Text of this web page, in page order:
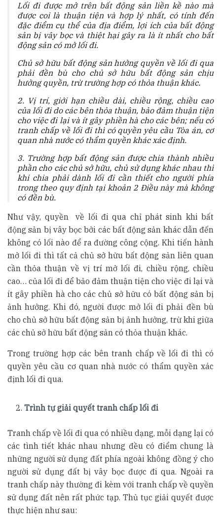
Lối đi được mở trên bất động sản liền kề nào mà
được coi là thuận tiện và hợp lý nhất, có tính đến
đặc điểm cụ thể của địa điểm, lợi ích của bất động
sản bị vây bọc và thiệt hại gây ra là ít nhất cho bất
động sản có mở lối đi.
Chủ sở hữu bất động sản hưởng quyền về lối đi qua
phải đền bù cho chủ sở hữu bất động sản chịu
hưởng quyền, trừ trường hợp có thỏa thuận khác.
2. Vị trí, giới hạn chiều dài, chiều rộng, chiều cao
của lối đi do các bên thỏa thuận, bảo đảm thuận tiện
cho việc đi lại và ít gây phiền hà cho các bên; nếu có
tranh chấp về lối đi thì có quyền yêu cầu Tòa án, cơ
quan nhà nước có thẩm quyền khác xác định.
3. Trường hợp bất động sản được chia thành nhiều
phần cho các chủ sở hữu, chủ sử dụng khác nhau thì
khi chia phải dành lối đi cần thiết cho người phía
trong theo quy định tại khoản 2 Điều này mà không
có đền bù.
Như vậy, quyền về lối đi qua chỉ phát sinh khi bất
động sản bị vây bọc bởi các bất động sản khác dẫn đến
không có lối nào để ra đường công cộng. Khi tiến hành
mở lối đi thì tất cả chủ sở hữu bất động sản liên quan
cần thỏa thuận về vị trí mở lối đi, chiều rộng, chiều
cao… của lối đi để bảo đảm thuận tiện cho việc đi lại và
ít gây phiền hà cho các chủ sở hữu có bất động sản bị
ảnh hưởng. Khi đó, người được mở lối đi phải đền bù
cho chủ sở hữu bất động sản bị ảnh hưởng, trừ khi giữa
các chủ sở hữu bất động sản có thỏa thuận khác.
Trong trường hợp các bên tranh chấp về lối đi thì có
quyền yêu cầu cơ quan nhà nước có thẩm quyền xác
định lối đi qua.
Trình tự giải quyết tranh chấp lối đi
Tranh chấp về lối đi qua có nhiều dạng, mỗi dạng lại có
các tình tiết khác nhau nhưng đều có điểm chung là
những người sử dụng đất phía ngoài không đồng ý cho
người sử dụng đất bị vây bọc được đi qua. Ngoài ra
tranh chấp này thường đi kèm với tranh chấp về quyền
sử dụng đất nên rất phức tạp. Thủ tục giải quyết được
thực hiện như sau: